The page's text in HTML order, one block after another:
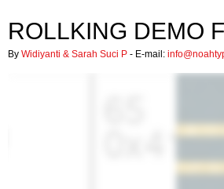
ROLLKING DEMO
By Widiyanti & Sarah Suci P - E-mail: